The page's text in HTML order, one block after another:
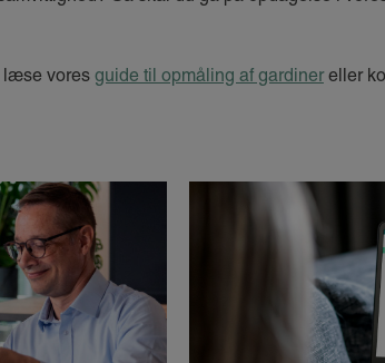
læse vores guide til opmåling af gardinereller